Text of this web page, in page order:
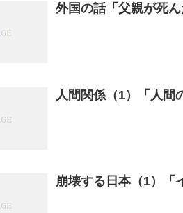
外国の話「父親が死
人間関係（1）「人間
崩壊する日本（1）「